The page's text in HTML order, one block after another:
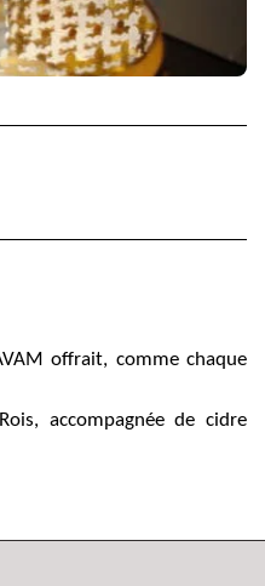
offrait, comme chaque
accompagnée de cidre